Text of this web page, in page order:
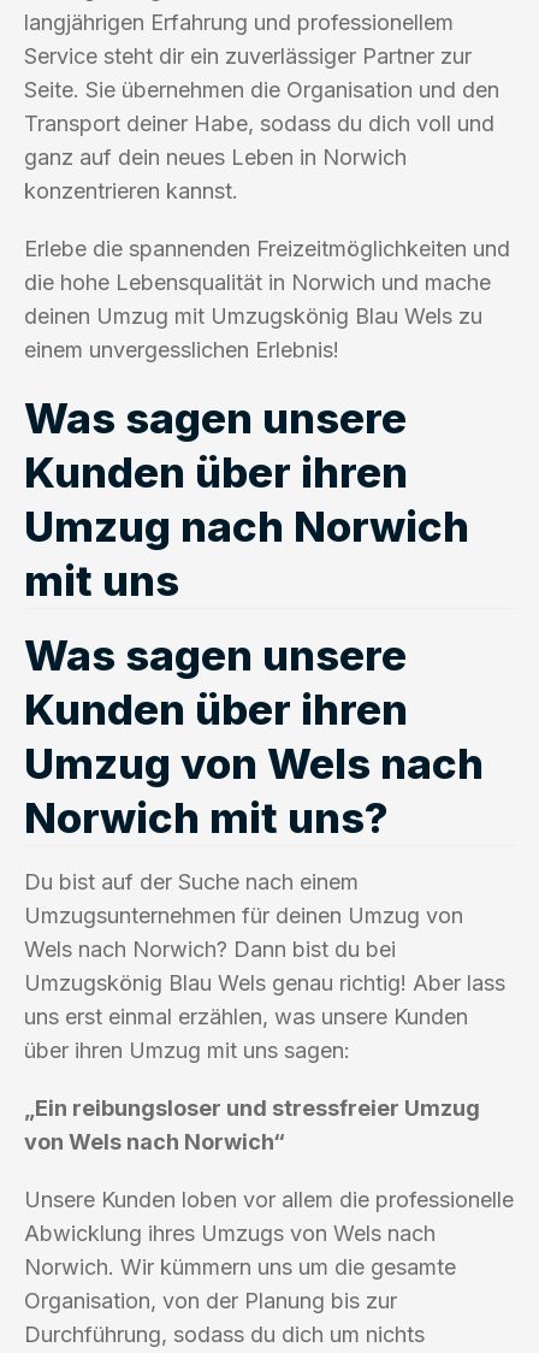
langjährigen Erfahrung und professionellem
Service steht dir ein zuverlässiger Partner zur
Seite. Sie übernehmen die Organisation und den
Transport deiner Habe, sodass du dich voll und
ganz auf dein neues Leben in Norwich
konzentrieren kannst.
Erlebe die spannenden Freizeitmöglichkeiten und
die hohe Lebensqualität in Norwich und mache
deinen Umzug mit Umzugskönig Blau Wels zu
einem unvergesslichen Erlebnis!
Was sagen unsere
Kunden über ihren
Umzug nach Norwich
mit uns
Was sagen unsere
Kunden über ihren
Umzug von Wels nach
Norwich mit uns?
Du bist auf der Suche nach einem
Umzugsunternehmen für deinen Umzug von
Wels nach Norwich? Dann bist du bei
Umzugskönig Blau Wels genau richtig! Aber lass
uns erst einmal erzählen, was unsere Kunden
über ihren Umzug mit uns sagen:
„Ein reibungsloser und stressfreier Umzug
von Wels nach Norwich“
Unsere Kunden loben vor allem die professionelle
Abwicklung ihres Umzugs von Wels nach
Norwich. Wir kümmern uns um die gesamte
Organisation, von der Planung bis zur
Durchführung, sodass du dich um nichts